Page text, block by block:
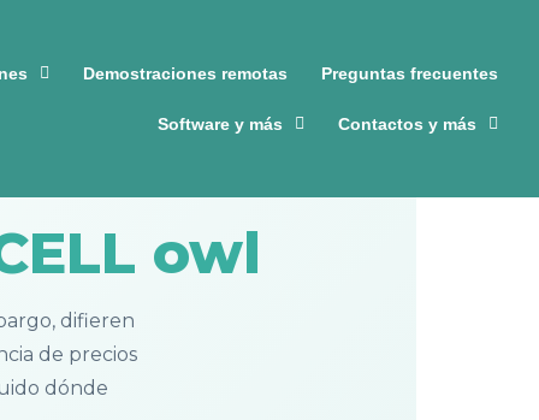
Demostraciones remotas Preguntas frecuentes
Software y más Contactos y más
owl
difieren
de precios
dónde